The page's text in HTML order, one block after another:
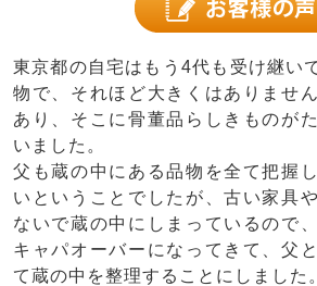
東京都の自宅はもう4代も受け継い
物で、それほど大きくはありませ
あり、そこに骨董品らしきものが
いました。
父も蔵の中にある品物を全て把握
いということでしたが、古い家具
ないで蔵の中にしまっているので
キャパオーバーになってきて、父
て蔵の中を整理することにしました。